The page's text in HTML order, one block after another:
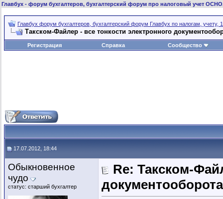
Главбух - форум бухгалтеров, бухгалтерский форум про налоговый учет
Главбух форум бухгалтеров, бухгалтерский форум Главбух по налогам, учету,
Такском-Файлер - все тонкости электронного
Регистрация Справка Сообщество
17.07.2012, 18:44
Обыкновенное
чудо
статус: старший бухгалтер
Re: Такском-
документооборота